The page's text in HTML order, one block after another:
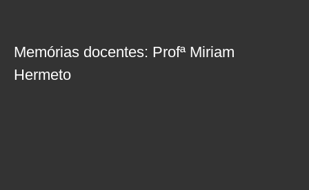
Memórias docentes: Profª Miriam
Hermeto